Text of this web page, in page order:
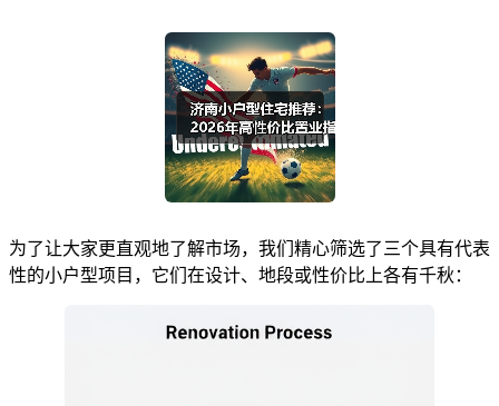
为了让大家更直观地了解市场，我们精心筛选了三个具有代表
性的小户型项目，它们在设计、地段或性价比上各有千秋：